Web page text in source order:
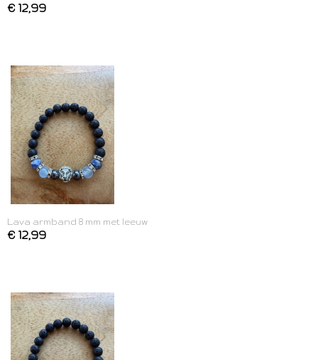
€ 12,99
Lava armband 8 mm met leeuw
€ 12,99